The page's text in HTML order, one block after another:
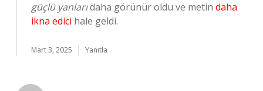
güçlü yanlarıdaha görünür oldu ve metin daha
ikna edici hale geldi.
Mart 3, 2025 Yanıtla